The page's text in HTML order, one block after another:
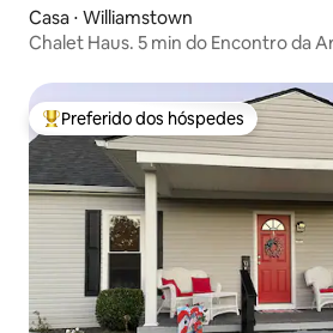
Casa ⋅ Williamstown
Chalet Haus. 5 min do Encontro da
Entre os melhores preferidos dos
Preferido dos hóspedes